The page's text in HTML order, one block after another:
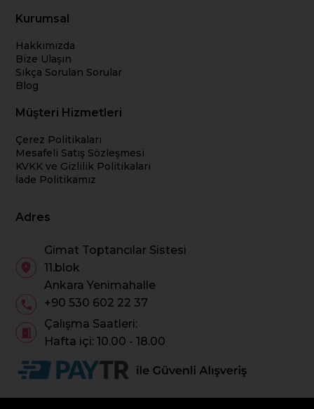
Kurumsal
Hakkımızda
Bize Ulaşın
Sıkça Sorulan Sorular
Blog
Müşteri Hizmetleri
Çerez Politikaları
Mesafeli Satış Sözleşmesi
KVKK ve Gizlilik Politikaları
İade Politikamız
Adres
Gimat Toptancılar Sistesi
11.blok
Ankara Yenimahalle
+90 530 602 22 37
Çalışma Saatleri:
Hafta içi: 10.00 - 18.00